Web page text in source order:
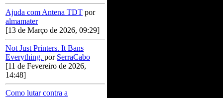
Ajuda com Antena TDT por
almamater
[13 de Março de 2026, 09:29]
Not Just Printers. It Bans
Everything. por SerraCabo
[11 de Fevereiro de 2026,
14:48]
Como lutar contra a